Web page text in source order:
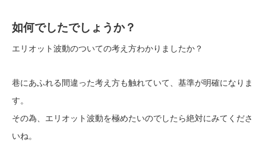
如何でしたでしょうか？
エリオット波動のついての考え方わかりましたか？
巷にあふれる間違った考え方も触れていて、基準が明確になりま
す。
その為、エリオット波動を極めたいのでしたら絶対にみてくださ
いね。